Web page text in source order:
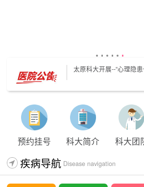
太原科大开展--“心理隐
预约挂号 科大简介 科大团
疾病导航 Disease navigation